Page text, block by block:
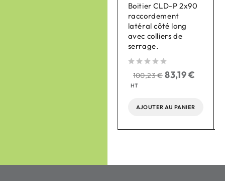
Boitier CLD-P 2x90
raccordement
latéral côté long
avec colliers de
serrage.
100,23€ 83,19€
HT
AJOUTER AU PANIER